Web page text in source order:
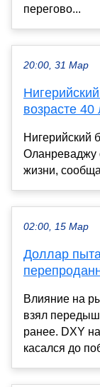
перегово...
20:00, 31 Мар
возрасте 40
Нигерийский
Оланреваджу
жизни,
02:00, 15 Мар
Доллар
Влияние на
взял
ранее. DXY
касался до